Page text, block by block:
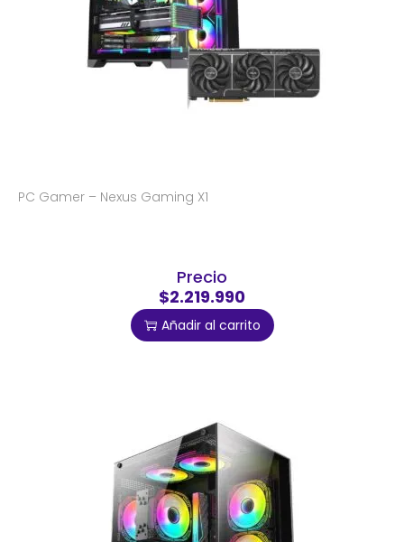
PC Gamer – Nexus Gaming X1
Precio
$2.219.990
Añadir al carrito